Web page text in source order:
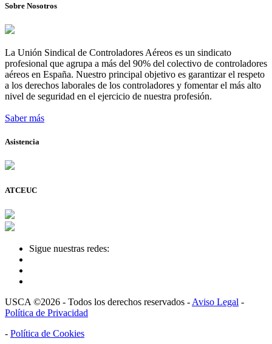
Sobre Nosotros
La Unión Sindical de Controladores Aéreos es un sindicato
profesional que agrupa a más del 90% del colectivo de controladores
aéreos en España. Nuestro principal objetivo es garantizar el respeto
a los derechos laborales de los controladores y fomentar el más alto
nivel de seguridad en el ejercicio de nuestra profesión.
Saber más
Asistencia
ATCEUC
Sigue nuestras redes:
USCA ©2026 - Todos los derechos reservados - Aviso Legal -
Política de Privacidad
- Política de Cookies